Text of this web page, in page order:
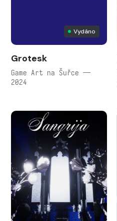
Vydáno
Grotesk
Game Art na Šuřce —
2024